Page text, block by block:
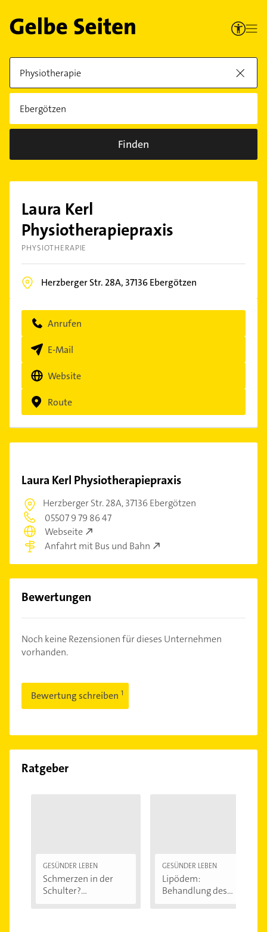
Finden
Laura Kerl
Physiotherapiepraxis
PHYSIOTHERAPIE
Herzberger Str. 28A, 37136Ebergötzen
Anrufen
E-Mail
Website
Route
Laura Kerl Physiotherapiepraxis
Herzberger Str. 28A,37136 Ebergötzen
05507 9 79 86 47
Webseite
Anfahrt mit Bus und Bahn
Bewertungen
Noch keine Rezensionen für dieses Unternehmen
vorhanden.
Bewertung schreiben
Ratgeber
GESÜNDER LEBEN
Schmerzen in der
Schulter?
GESÜNDER LEBEN
Lipödem:
Behandlung des